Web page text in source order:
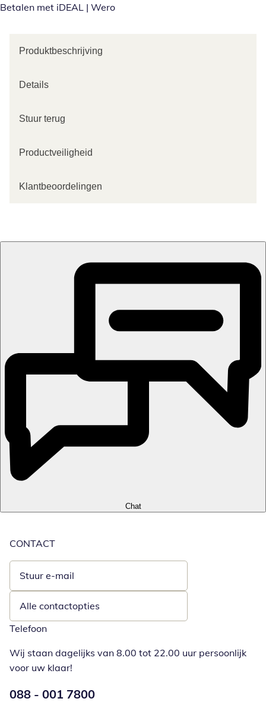
Betalen met iDEAL | Wero
Produktbeschrijving
Details
Stuur terug
Productveiligheid
Klantbeoordelingen
Chat
CONTACT
Stuur e-mail
Opent e-mailclient
Alle contactopties
Telefoon
Wij staan dagelijks van 8.00 tot 22.00 uur persoonlijk
voor uw klaar!
Telefoonnummer:
088 - 001 7800